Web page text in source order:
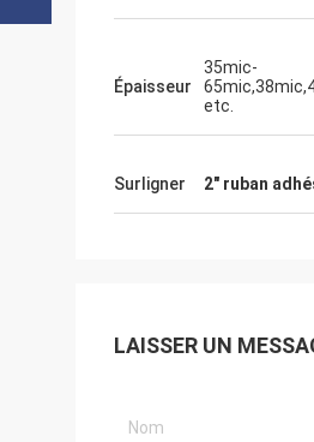
Épaisseur
35mic-
etc.
Surligner 2" ruban
LAISSER UN